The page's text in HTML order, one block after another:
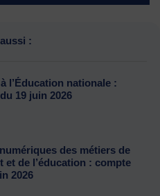
:
l’Éducation nationale :
19 juin 2026
des métiers de
et de l’éducation : compte
2026